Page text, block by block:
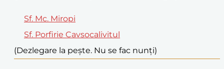
Sf. Mc. Miropi
Sf. Porfirie Cavsocalivitul
(Dezlegare la pește. Nu se fac nunți)